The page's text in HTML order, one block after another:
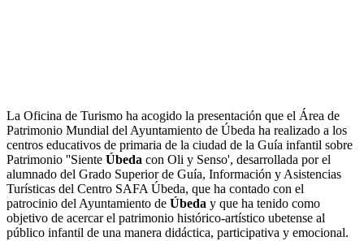
La Oficina de Turismo ha acogido la presentación que el Área de
Patrimonio Mundial del Ayuntamiento de Úbeda ha realizado a los
centros educativos de primaria de la ciudad de la Guía infantil sobre
Patrimonio ''Siente Úbeda con Oli y Senso', desarrollada por el
alumnado del Grado Superior de Guía, Información y Asistencias
Turísticas del Centro SAFA Úbeda, que ha contado con el
patrocinio del Ayuntamiento de Úbeda y que ha tenido como
objetivo de acercar el patrimonio histórico-artístico ubetense al
público infantil de una manera didáctica, participativa y emocional.